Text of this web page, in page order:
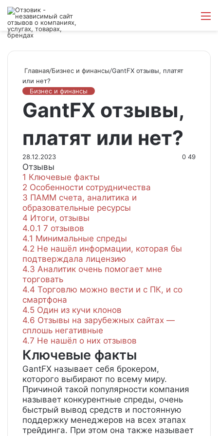
Главная/Бизнес и финансы/GantFX отзывы, платят
или нет?
Бизнес и финансы
GantFX отзывы,
платят или нет?
28.12.2023 0 49
Отзывы
1 Ключевые факты
2 Особенности сотрудничества
3 ПАММ счета, аналитика и
образовательные ресурсы
4 Итоги, отзывы
4.0.1 7 отзывов
4.1 Минимальные спреды
4.2 Не нашёл информации, которая бы
подтверждала лицензию
4.3 Аналитик очень помогает мне
торговать
4.4 Торговлю можно вести и с ПК, и со
смартфона
4.5 Один из кучи клонов
4.6 Отзывы на зарубежных сайтах —
сплошь негативные
4.7 Не нашёл о них отзывов
Ключевые факты
GantFX называет себя брокером,
которого выбирают по всему миру.
Причиной такой популярности компания
называет конкурентные спреды, очень
быстрый вывод средств и постоянную
поддержку менеджеров на всех этапах
трейдинга. При этом она также называет